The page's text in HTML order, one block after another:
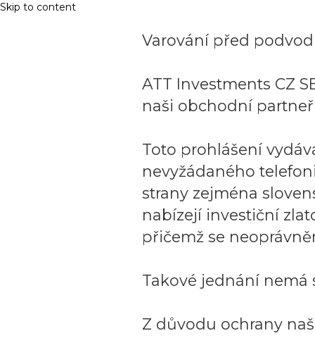
Skip to content
Varování před
ATT Investments CZ
naši obchodní
Toto prohlášení
nevyžádaného
strany zejména
nabízejí investiční
přičemž se
Takové jednání nemá
Z důvodu ochrany